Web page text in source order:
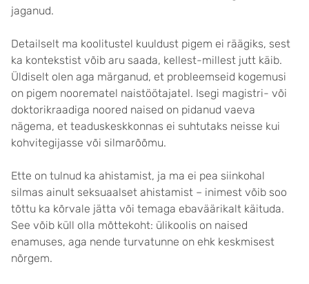
jaganud.
Detailselt ma koolitustel kuuldust pigem ei räägiks, sest
ka kontekstist võib aru saada, kellest-millest jutt käib.
Üldiselt olen aga märganud, et probleemseid kogemusi
on pigem noorematel naistöötajatel. Isegi magistri- või
doktorikraadiga noored naised on pidanud vaeva
nägema, et teaduskeskkonnas ei suhtutaks neisse kui
kohvitegijasse või silmarõõmu.
Ette on tulnud ka ahistamist, ja ma ei pea siinkohal
silmas ainult seksuaalset ahistamist – inimest võib soo
tõttu ka kõrvale jätta või temaga ebaväärikalt käituda.
See võib küll olla mõttekoht: ülikoolis on naised
enamuses, aga nende turvatunne on ehk keskmisest
nõrgem.